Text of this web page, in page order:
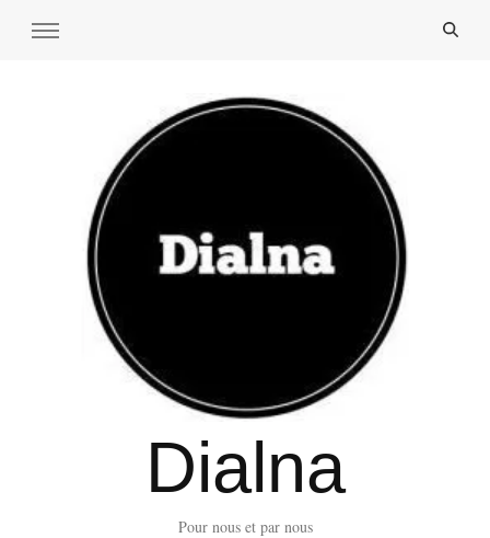
Dialna
Pour nous et par nous